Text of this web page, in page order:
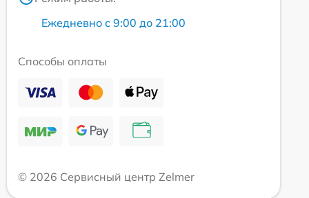
Ежедневно с 9:00 до 21:00
Способы оплаты
© 2026 Сервисный центр Zelmer